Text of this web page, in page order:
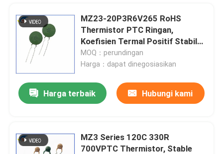
MZ23-20P3R6V265 RoHS
Thermistor PTC Ringan,
Koefisien Termal Positif Stabil
Thermistor Untuk Perlindungan
Overcurrent
MOQ：perundingan
Harga：dapat dinegosiasikan
Harga terbaik Hubungi kami
MZ3 Series 120C 330R
700VPTC Thermistor, Stable